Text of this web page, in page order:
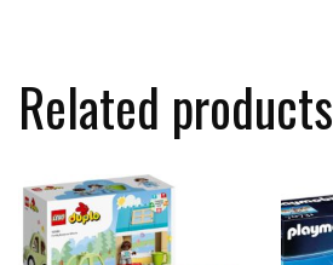
Related products